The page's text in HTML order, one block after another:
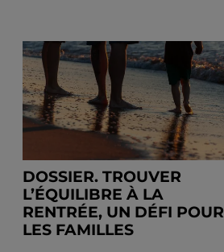
DOSSIER. TROUVER
L’ÉQUILIBRE À LA
RENTRÉE, UN DÉFI POUR
LES FAMILLES